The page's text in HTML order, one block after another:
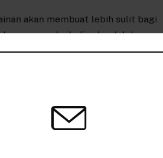
akan membuat lebih sulit bagi
yang baik di seluruh lebar
Isak dan Salah tentu saja
mengesankan Liverpool, terutama
bek sayap kiri United.